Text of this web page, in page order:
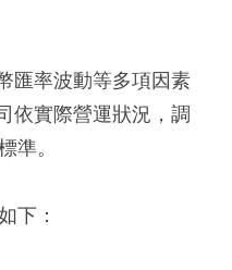
匯率波動等多項因素
依實際營運狀況，調
準。
下：